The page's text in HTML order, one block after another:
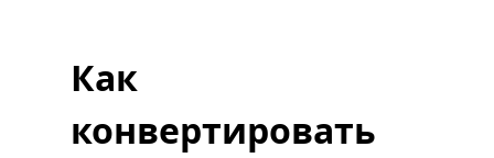
Как
конвертировать